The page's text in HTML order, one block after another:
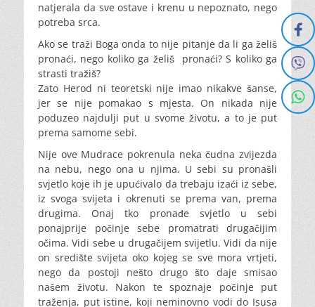
natjerala da sve ostave i krenu u nepoznato, nego
potreba srca.
Ako se traži Boga onda to nije pitanje da li ga želiš
pronaći, nego koliko ga želiš pronaći? S koliko ga
strasti tražiš?
Zato Herod ni teoretski nije imao nikakve šanse,
jer se nije pomakao s mjesta. On nikada nije
poduzeo najdulji put u svome životu, a to je put
prema samome sebi.
Nije ove Mudrace pokrenula neka čudna zvijezda
na nebu, nego ona u njima. U sebi su pronašli
svjetlo koje ih je upućivalo da trebaju izaći iz sebe,
iz svoga svijeta i okrenuti se prema van, prema
drugima. Onaj tko pronađe svjetlo u sebi
ponajprije počinje sebe promatrati drugačijim
očima. Vidi sebe u drugačijem svijetlu. Vidi da nije
on središte svijeta oko kojeg se sve mora vrtjeti,
nego da postoji nešto drugo što daje smisao
našem životu. Nakon te spoznaje počinje put
traženja, put istine, koji neminovno vodi do Isusa